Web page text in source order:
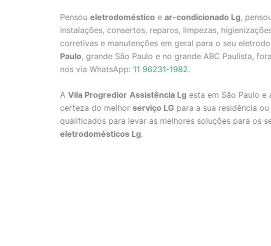
Pensou eletrodoméstico e ar-condicionado Lg,
instalações, consertos, reparos, limpezas,
corretivas e manutenções em geral para o seu
Paulo, grande São Paulo e no grande ABC Paulista,
nos via WhatsApp: 11 96231-1982.
A Vila Progredior Assistência Lg esta em São Paulo
certeza do melhor serviço LG para a sua residência
qualificados para levar as melhores soluções para os
eletrodomésticos Lg.